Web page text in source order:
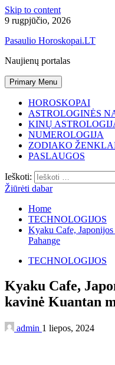
Skip to content
9 rugpjūčio, 2026
Pasaulio Horoskopai.LT
Naujienų portalas
Primary Menu
HOROSKOPAI
ASTROLOGINĖS
KINŲ
NUMEROLOGIJA
ZODIAKO
PASLAUGOS
Ieškoti:
Žiūrėti dabar
Home
TECHNOLOGIJOS
Kyaku Cafe,
Pahange
TECHNOLOGIJOS
Kyaku Cafe,
kavinė Kuantan
admin 1 liepos, 2024